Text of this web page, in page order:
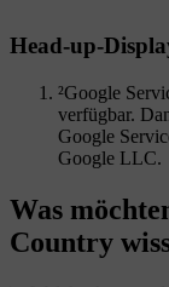
Head-up-
²Google
verfügbar.
Google
Google LLC.
Was
Country